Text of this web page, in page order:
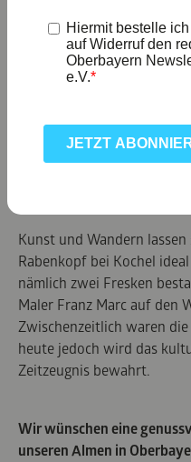
Kunst und Wandern
Rabenkopf bei Kochel
nämlich zwei Fresken
Maler Franz Marc auf den
Zwischenzeitlich waren
heute jedoch wird das
Zeitzeugnis bewahrt.
Wir wünschen eine
unseren Almen in